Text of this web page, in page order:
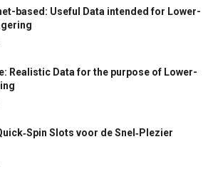
based: Useful Data intended for Lower-
Realistic Data for the purpose of Lower-
Slots voor de Snel‑Plezier